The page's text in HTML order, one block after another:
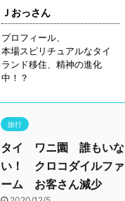
Ｊおっさん
プロフィール、
本場スピリチュアルなタイ
ランド移住、精神の進化
中！？
旅行
タイ ワニ園 誰もいな
い！ クロコダイルファ
ーム お客さん減少